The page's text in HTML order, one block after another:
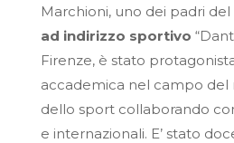
Marchioni, uno dei padri del
ad indirizzo sportivo
Firenze, è stato
accademica nel campo
dello sport collaborando
e internazionali. E’ stato